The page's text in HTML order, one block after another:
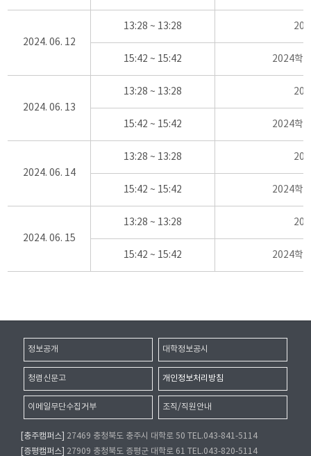
2024. 06. 12
13:28 ~ 13:28
15:42 ~ 15:42 2024학
2024. 06. 13
13:28 ~ 13:28
15:42 ~ 15:42 2024학
2024. 06. 14
13:28 ~ 13:28
15:42 ~ 15:42 2024학
2024. 06. 15
13:28 ~ 13:28
15:42 ~ 15:42 2024학
정보공개 대학정보공시
청렴신문고 개인정보처리방침
이메일무단수집거부 조직/직원안내
[충주캠퍼스]
27469 충청북도 충주시 대학로 50 TEL.043-841-5114
[증평캠퍼스]
27909 충청북도 증평군 대학로 61 TEL.043-820-5114